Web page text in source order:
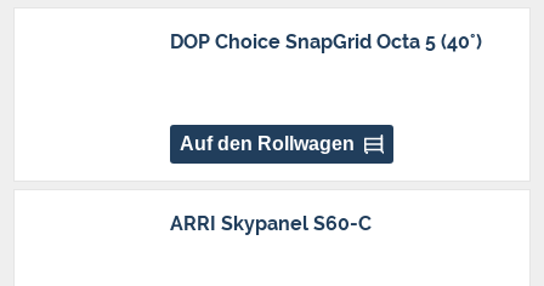
DOP Choice SnapGrid Octa 5 (40°)
Auf den Rollwagen
ARRI Skypanel S60-C